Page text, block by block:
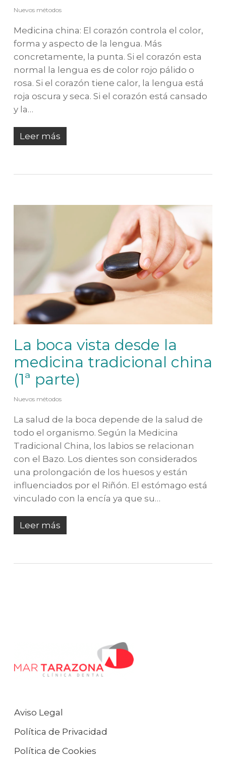
Nuevos métodos
Medicina china: El corazón controla el color,
forma y aspecto de la lengua. Más
concretamente, la punta. Si el corazón esta
normal la lengua es de color rojo pálido o
rosa. Si el corazón tiene calor, la lengua está
roja oscura y seca. Si el corazón está cansado
y la…
Leer más
La boca vista desde la
medicina tradicional china
(1ª parte)
Nuevos métodos
La salud de la boca depende de la salud de
todo el organismo. Según la Medicina
Tradicional China, los labios se relacionan
con el Bazo. Los dientes son considerados
una prolongación de los huesos y están
influenciados por el Riñón. El estómago está
vinculado con la encía ya que su…
Leer más
Aviso Legal
Política de Privacidad
Política de Cookies